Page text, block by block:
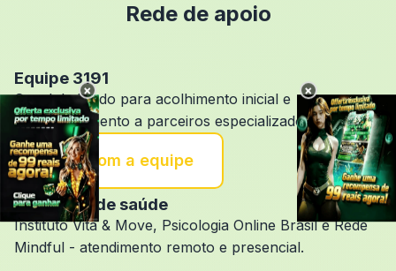
Rede de apoio
Equipe 3191
Canal dedicado para acolhimento inicial e
encaminhamento a parceiros especializados.
Falar com a equipe
Parceiros de saúde
Instituto Vita & Move, Psicologia Online Brasil e Rede
Mindful - atendimento remoto e presencial.
× ×